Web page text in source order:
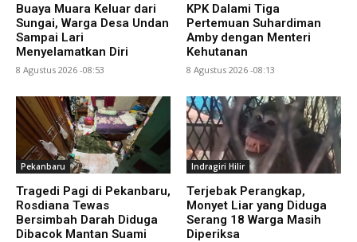
Buaya Muara Keluar dari
Sungai, Warga Desa Undan
Sampai Lari
Menyelamatkan Diri
8 Agustus 2026 -08:53
KPK Dalami Tiga
Pertemuan Suhardiman
Amby dengan Menteri
Kehutanan
8 Agustus 2026 -08:13
Pekanbaru
Tragedi Pagi di Pekanbaru,
Rosdiana Tewas
Bersimbah Darah Diduga
Dibacok Mantan Suami
Indragiri Hilir
Terjebak Perangkap,
Monyet Liar yang Diduga
Serang 18 Warga Masih
Diperiksa